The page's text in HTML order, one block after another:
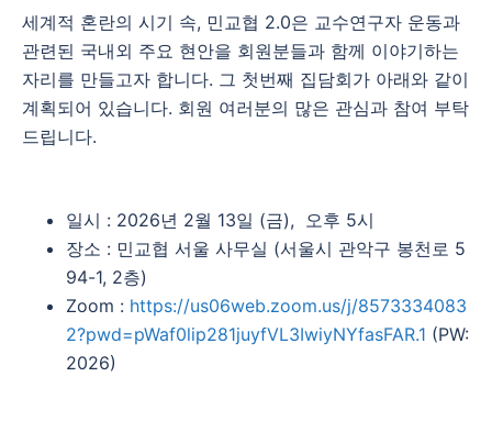
세계적 혼란의 시기 속, 민교협 2.0은 교수연구자 운동과
관련된 국내외 주요 현안을 회원분들과 함께 이야기하는
자리를 만들고자 합니다. 그 첫번째 집담회가 아래와 같이
계획되어 있습니다. 회원 여러분의 많은 관심과 참여 부탁
드립니다.
일시 : 2026년 2월 13일 (금), 오후 5시
장소 : 민교협 서울 사무실 (서울시 관악구 봉천로 5
94-1, 2층)
Zoom : https://us06web.zoom.us/j/8573334083
2?pwd=pWaf0lip281juyfVL3IwiyNYfasFAR.1 (PW:
2026)